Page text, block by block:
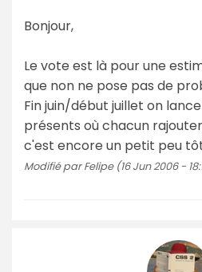
Bonjour,
Le vote est là pour une
que non ne pose pas de
Fin juin/début juillet on
présents où chacun
c'est encore un petit peu tôt
Modifié par Felipe (16 Jun 2006 -